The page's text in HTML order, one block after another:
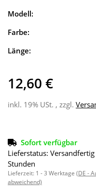
Modell:
Farbe:
Länge:
12,60 €
inkl. 19% USt. , zzgl.
Sofort verfügbar
Lieferstatus:
Stunden
Lieferzeit: 1 - 3 Werktage (DE -
abweichend)